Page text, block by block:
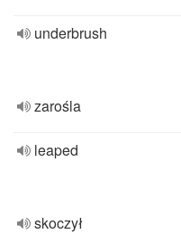
underbrush
zarośla
leaped
skoczył